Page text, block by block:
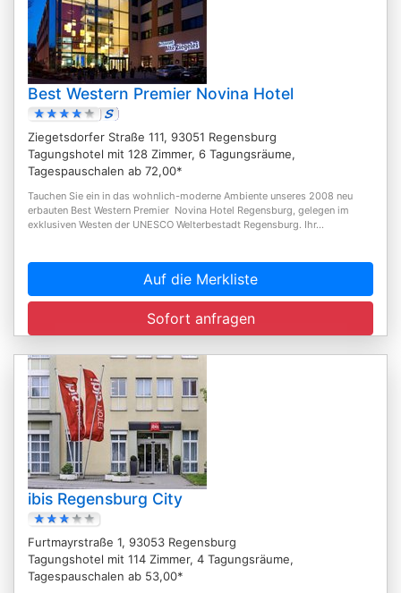
Best Western Premier Novina Hotel
Ziegetsdorfer Straße 111, 93051 Regensburg
Tagungshotel mit 128 Zimmer, 6 Tagungsräume,
Tagespauschalen ab 72,00*
Tauchen Sie ein in das wohnlich-moderne Ambiente unseres 2008 neu
erbauten Best Western Premier Novina Hotel Regensburg, gelegen im
exklusiven Westen der UNESCO Welterbestadt Regensburg. Ihr...
Auf die Merkliste
Sofort anfragen
ibis Regensburg City
Furtmayrstraße 1, 93053 Regensburg
Tagungshotel mit 114 Zimmer, 4 Tagungsräume,
Tagespauschalen ab 53,00*